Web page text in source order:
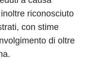
riconosciuto
con stime
di oltre